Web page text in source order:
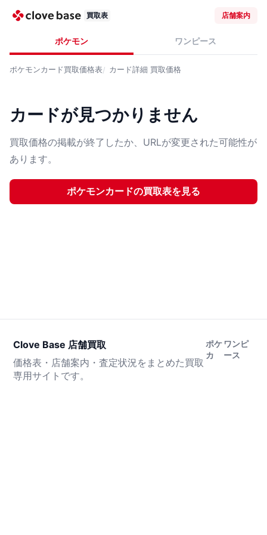
買取表 店舗案内
ポケモン ワンピース
ポケモンカード買取価格表 カード詳細 買取価格
カードが見つかりません
買取価格の掲載が終了したか、URLが変更された可能性が
あります。
ポケモンカードの買取表を見る
Clove Base 店舗買取
価格表・店舗案内・査定状況をまとめた買取
専用サイトです。
ポケ
カ
ワンピ
ース